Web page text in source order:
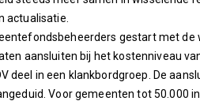
actualisatie.
gestart met
aansluiten bij het kostenniveau
deel in een klankbordgroep. De
Voor gemeenten tot 50.000